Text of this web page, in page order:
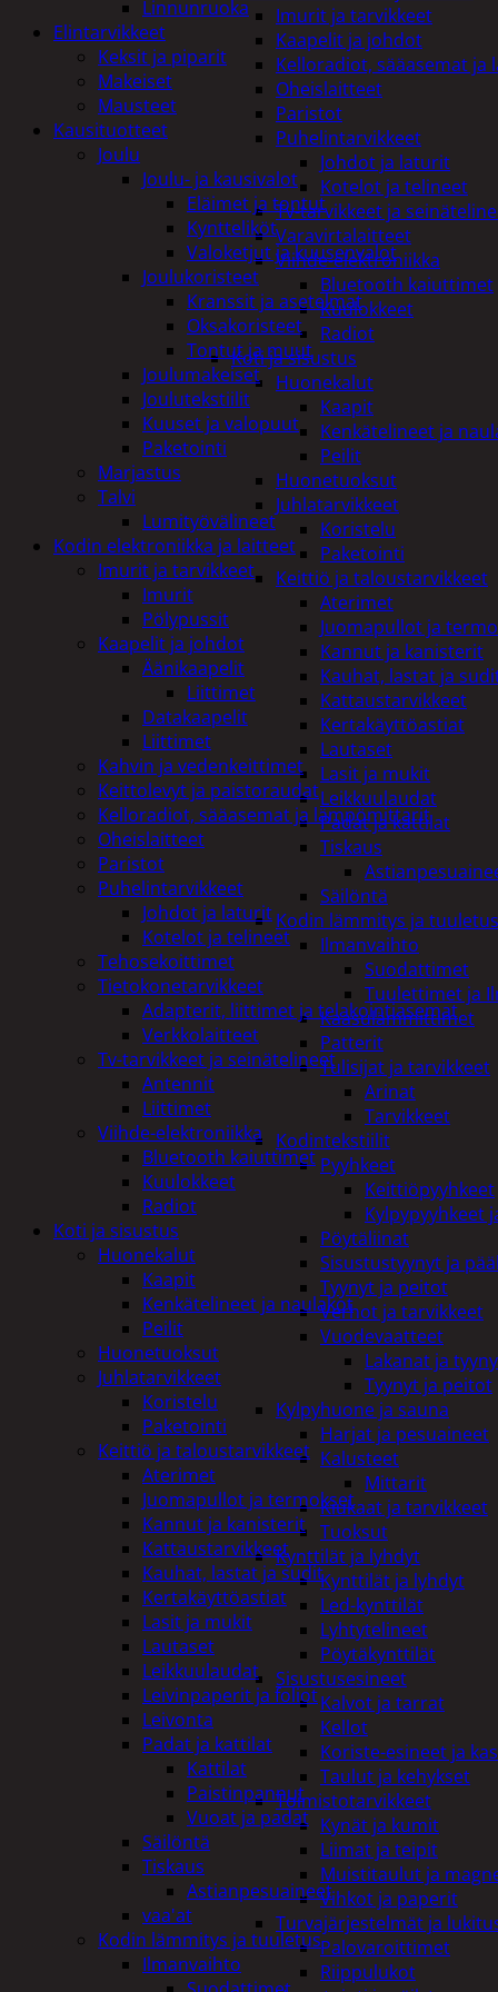
Imurit ja tarvikkeet
Kaapelit ja johdot
Kelloradiot, sääasemat
Oheislaitteet
Paristot
Puhelintarvikkeet
Johdot ja laturit
Kotelot ja telineet
Tv-tarvikkeet ja
Varavirtalaitteet
Viihde-elektroniikka
Bluetooth kaiuttimet
Kuulokkeet
Radiot
Koti ja sisustus
Huonekalut
Kaapit
Kenkätelineet ja
Peilit
Huonetuoksut
Juhlatarvikkeet
Koristelu
Paketointi
Keittiö ja taloustarvikkeet
Aterimet
Juomapullot ja
Kannut ja kanisterit
Kauhat, lastat ja
Kattaustarvikkeet
Kertakäyttöastiat
Lautaset
Lasit ja mukit
Leikkuulaudat
Padat ja kattilat
Tiskaus
Säilöntä
Kodin lämmitys ja tuuletus
Ilmanvaihto
Suodattimet
Tuulettimet ja
Kaasulämmittimet
Patterit
Tulisijat ja tarvikkeet
Arinat
Tarvikkeet
Kodintekstiilit
Pyyhkeet
Keittiöpyyhkeet
Kylpypyyhkeet
Pöytäliinat
Sisustustyynyt ja
Tyynyt ja peitot
Verhot ja tarvikkeet
Vuodevaatteet
Lakanat ja
Tyynyt ja peitot
Kylpyhuone ja sauna
Harjat ja pesuaineet
Kalusteet
Mittarit
Kiukaat ja tarvikkeet
Tuoksut
Kynttilät ja lyhdyt
Kynttilät ja lyhdyt
Led-kynttilät
Lyhtytelineet
Pöytäkynttilät
Sisustusesineet
Kalvot ja tarrat
Kellot
Koriste-esineet ja
Taulut ja kehykset
Toimistotarvikkeet
Kynät ja kumit
Liimat ja teipit
Muistitaulut ja
Vihkot ja paperit
Turvajärjestelmät ja
Palovaroittimet
Riippulukot
Linnunruoka
Elintarvikkeet
Keksit ja piparit
Makeiset
Mausteet
Kausituotteet
Joulu
Joulu- ja kausivalot
Eläimet ja tontut
Kyntteliköt
Valoketjut ja kuusenvalot
Joulukoristeet
Kranssit ja asetelmat
Oksakoristeet
Tontut ja muut
Joulumakeiset
Joulutekstiilit
Kuuset ja valopuut
Paketointi
Marjastus
Talvi
Lumityövälineet
Kodin elektroniikka ja laitteet
Imurit ja tarvikkeet
Imurit
Pölypussit
Kaapelit ja johdot
Äänikaapelit
Liittimet
Datakaapelit
Liittimet
Kahvin ja vedenkeittimet
Keittolevyt ja paistoraudat
Kelloradiot, sääasemat ja lämpömittarit
Oheislaitteet
Paristot
Puhelintarvikkeet
Johdot ja laturit
Kotelot ja telineet
Tehosekoittimet
Tietokonetarvikkeet
Adapterit, liittimet ja telakointiasemat
Verkkolaitteet
Tv-tarvikkeet ja seinätelineet
Antennit
Liittimet
Viihde-elektroniikka
Bluetooth kaiuttimet
Kuulokkeet
Radiot
Koti ja sisustus
Huonekalut
Kaapit
Kenkätelineet ja naulakot
Peilit
Huonetuoksut
Juhlatarvikkeet
Koristelu
Paketointi
Keittiö ja taloustarvikkeet
Aterimet
Juomapullot ja termokset
Kannut ja kanisterit
Kattaustarvikkeet
Kauhat, lastat ja sudit
Kertakäyttöastiat
Lasit ja mukit
Lautaset
Leikkuulaudat
Leivinpaperit ja foliot
Leivonta
Padat ja kattilat
Kattilat
Paistinpannut
Vuoat ja padat
Säilöntä
Tiskaus
Astianpesuaineet
vaa'at
Kodin lämmitys ja tuuletus
Ilmanvaihto